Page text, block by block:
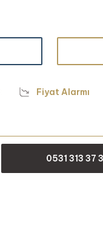
Fiyat Alarmı
0531 313 37